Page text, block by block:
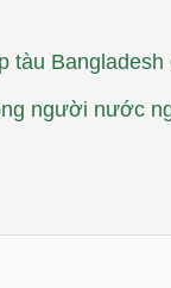
tàu Bangladesh
người nước